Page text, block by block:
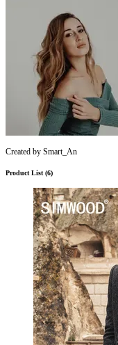
Created by Smart_An
Product List (6)